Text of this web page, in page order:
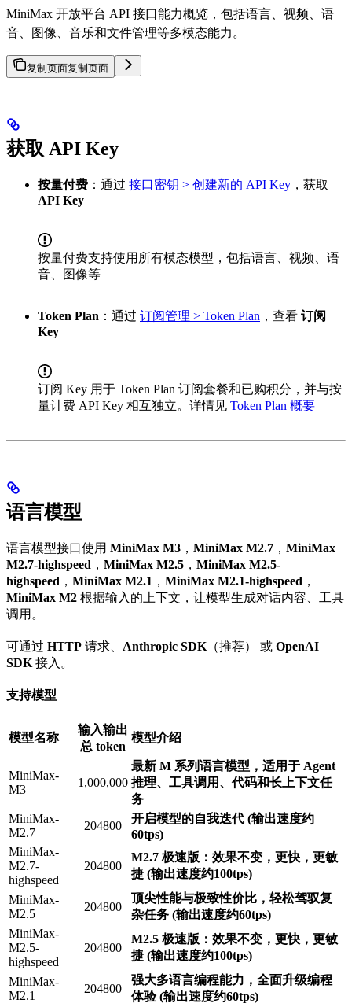
MiniMax 开放平台 API 接口能力概览，包括语言、视频、语
音、图像、音乐和文件管理等多模态能力。
复制页面复制页面
获取 API Key
按量付费 ：通过 接口密钥 > 创建新的 API Key ，获取
API Key
按量付费支持使用所有模态模型，包括语言、视频、语
音、图像等
Token Plan ：通过 订阅管理 > Token Plan ，查看 订阅
Key
订阅 Key 用于 Token Plan 订阅套餐和已购积分，并与按
量计费 API Key 相互独立。详情见 Token Plan 概要
语言模型
语言模型接口使用 MiniMax M3 ， MiniMax M2.7 ， MiniMax
M2.7-highspeed ， MiniMax M2.5 ， MiniMax M2.5-
highspeed ， MiniMax M2.1 ， MiniMax M2.1-highspeed ，
MiniMax M2 根据输入的上下文，让模型生成对话内容、工具
调用。
可通过 HTTP 请求、 Anthropic SDK （推荐） 或 OpenAI
SDK 接入。
支持模型
模型名称
输入输出
总 token
模型介绍
MiniMax-
M3
1,000,000
最新 M 系列语言模型，适用于 Agent
推理、工具调用、代码和长上下文任
务
MiniMax-
M2.7
204800
开启模型的自我迭代 (输出速度约
60tps)
MiniMax-
M2.7-
highspeed
204800
M2.7 极速版：效果不变，更快，更敏
捷 (输出速度约100tps)
MiniMax-
M2.5
204800
顶尖性能与极致性价比，轻松驾驭复
杂任务 (输出速度约60tps)
MiniMax-
M2.5-
highspeed
204800
M2.5 极速版：效果不变，更快，更敏
捷 (输出速度约100tps)
MiniMax-
M2.1
204800
强大多语言编程能力，全面升级编程
体验 (输出速度约60tps)